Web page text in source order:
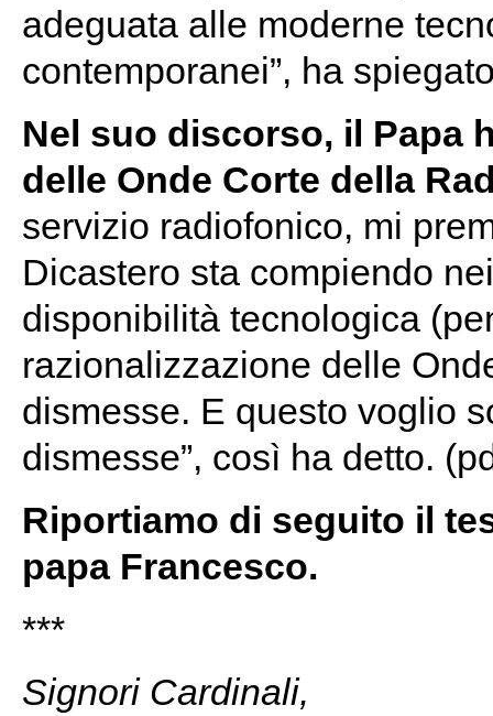
adeguata alle moderne
contemporanei”, ha
Nel suo discorso, il Papa
delle Onde Corte della
servizio radiofonico, mi
Dicastero sta compiendo
disponibilità tecnologica
razionalizzazione delle
dismesse. E questo voglio
dismesse”, così ha detto.
Riportiamo di seguito il
papa Francesco.
***
Signori Cardinali,